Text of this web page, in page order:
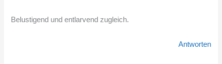
Belustigend und entlarvend zugleich.
Antworten